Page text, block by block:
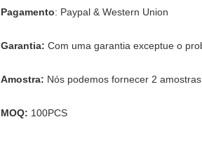
Pagamento: Paypal & Western Union
Garantia: Com uma garantia exceptue o
Amostra: Nós podemos fornecer 2 amostras
MOQ: 100PCS